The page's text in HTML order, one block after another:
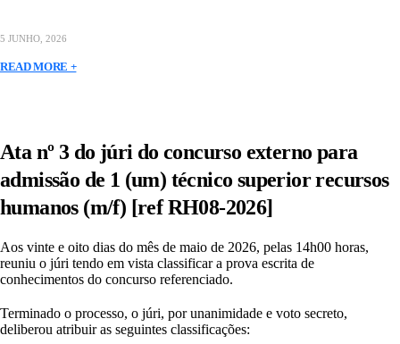
5 JUNHO, 2026
READ MORE +
Ata nº 3 do júri do concurso externo para
admissão de 1 (um) técnico superior recursos
humanos (m/f) [ref RH08-2026]
Aos vinte e oito dias do mês de maio de 2026, pelas 14h00 horas,
reuniu o júri tendo em vista classificar a prova escrita de
conhecimentos do concurso referenciado.
Terminado o processo, o júri, por unanimidade e voto secreto,
deliberou atribuir as seguintes classificações: